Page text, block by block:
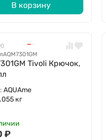
В корзину
0
AQM7301GM
Tivoli Крючок,
AQUAme
кг
₽